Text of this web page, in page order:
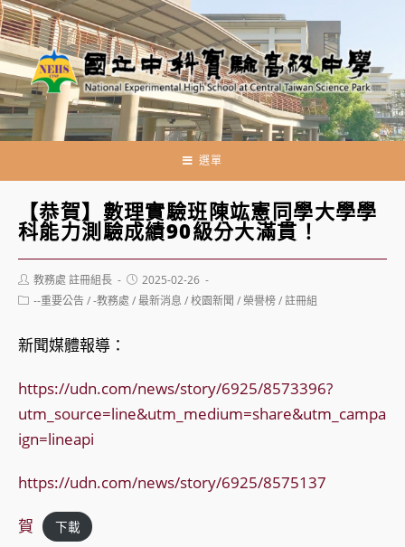
跳
轉
至
主
要
內
選單
【恭賀】數理實驗班陳竑憲同學大學學
科能力測驗成績90級分大滿貫！
Post
author:
教務處 註冊組長
Post
published:
2025-02-26
Post--重要公告/-教務處 /最新消息 /校園新聞 /榮譽榜/註冊組
新聞媒體報導：
https://udn.com/news/story/6925/8573396?
utm_source=line&utm_medium=share&utm_campa
ign=lineapi
https://udn.com/news/story/6925/8575137
賀 下載